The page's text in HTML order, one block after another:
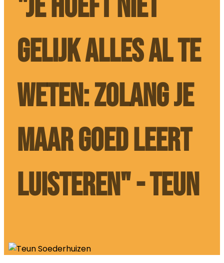
GELIJK ALLES AL TE
WETEN: ZOLANG JE
MAAR GOED LEERT
LUISTEREN" - TEUN